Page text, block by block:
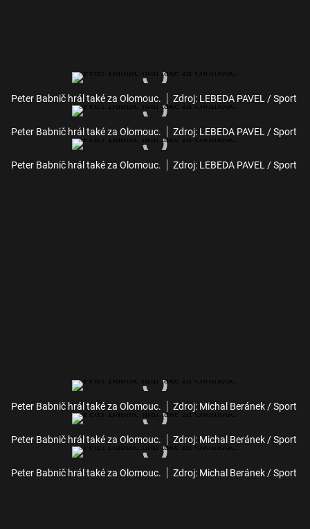
Peter Babnič hrál také za Olomouc. Zdroj: LEBEDA PAVEL / Sport
Peter Babnič hrál také za Olomouc. Zdroj: LEBEDA PAVEL / Sport
Peter Babnič hrál také za Olomouc. Zdroj: LEBEDA PAVEL / Sport
Peter Babnič hrál také za Olomouc. Zdroj: Michal Beránek / Sport
Peter Babnič hrál také za Olomouc. Zdroj: Michal Beránek / Sport
Peter Babnič hrál také za Olomouc. Zdroj: Michal Beránek / Sport